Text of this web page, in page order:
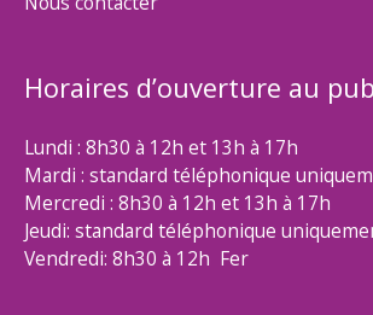
Horaires d’ouverture au
Lundi : 8h30 à 12h et 13h à 17h
Mardi : standard téléphonique
Mercredi : 8h30 à 12h et 13h à 17h
Jeudi: standard téléphonique
Vendredi: 8h30 à 12h Fer